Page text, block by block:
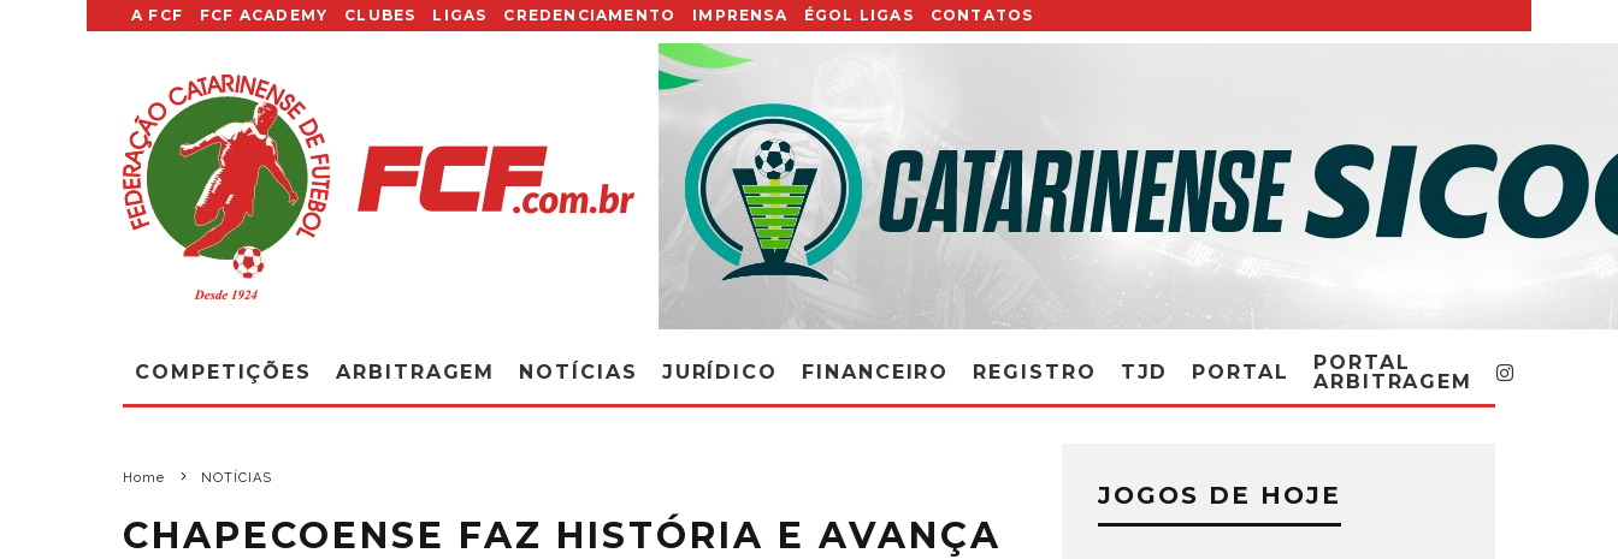
A FCF FCF ACADEMY CLUBES LIGAS CREDENCIAMENTO IMPRENSA ÉGOL LIGAS CONTATOS
COMPETIÇÕES ARBITRAGEM NOTÍCIAS JURÍDICO FINANCEIRO REGISTRO TJD PORTAL
PORTAL
ARBITRAGEM
Home NOTÍCIAS
CHAPECOENSE FAZ HISTÓRIA E AVANÇA
JOGOS DE HOJE